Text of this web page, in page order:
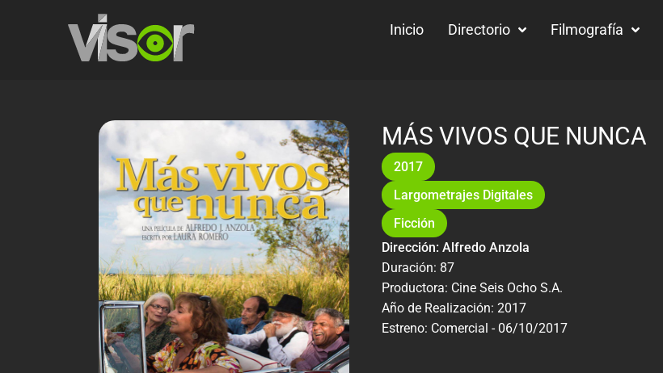
Inicio Directorio Filmografía
MÁS VIVOS QUE NUNCA
2017
Largometrajes Digitales
Ficción
Dirección: Alfredo Anzola
Duración: 87
Productora: Cine Seis Ocho S.A.
Año de Realización: 2017
Estreno: Comercial - 06/10/2017